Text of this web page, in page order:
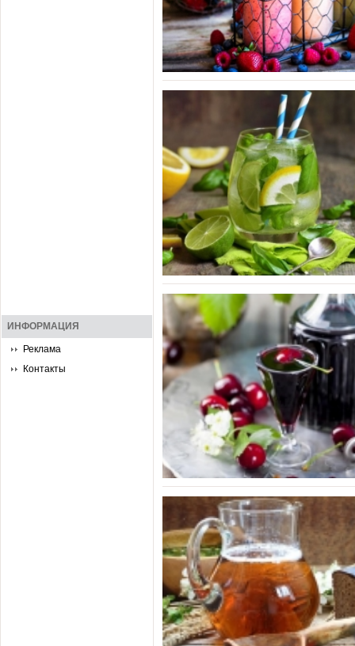
ИНФОРМАЦИЯ
Реклама
Контакты